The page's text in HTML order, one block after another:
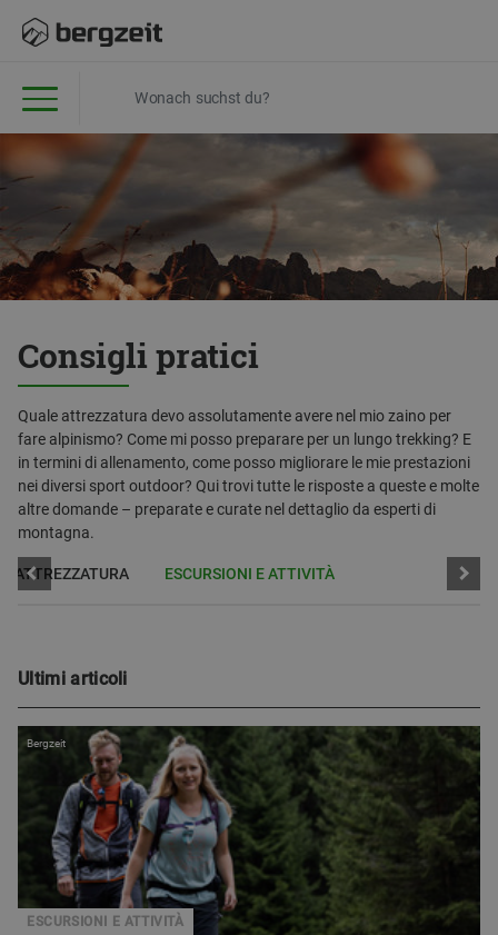
Consigli pratici
Quale attrezzatura devo assolutamente avere nel mio zaino per
fare alpinismo? Come mi posso preparare per un lungo trekking? E
in termini di allenamento, come posso migliorare le mie prestazioni
nei diversi sport outdoor? Qui trovi tutte le risposte a queste e molte
altre domande – preparate e curate nel dettaglio da esperti di
montagna.
ATTREZZATURA ESCURSIONI E ATTIVITÀ
Ultimi articoli
ESCURSIONI E ATTIVITÀ
Bergzeit